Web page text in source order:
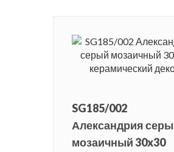
SG185/002
Александрия
мозаичный 30x30